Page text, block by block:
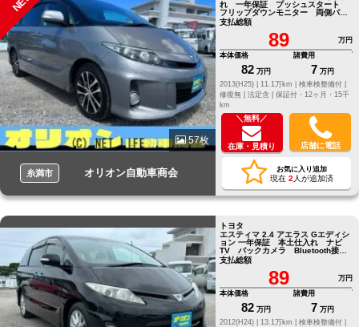
57枚
糸満市 オリオン自動車商会
れ 一年保証 プッシュスタート
フリップダウンモニター 両側パワ
ースライドドア フルセグTV
支払総額
89
万円
本体価格
82 万円
諸費用
7 万円
2013(H25) |
11.1万km |
検車検整備付 |
修復無 | 法定含 | 保証付・12ヶ月・15千
km
＼無料／
在庫・見積り 店舗に電話
お気に入り追加
現在 2 人が追加済
トヨタ
エスティマ 2.4 アエラス Gエディシ
ョン 一年保証 本土仕入れ ナビ
TV バックカメラ Bluetooth接
続 両側パワースライドドア ETC
支払総額
89
万円
本体価格
82 万円
諸費用
7 万円
2012(H24) |
13.1万km |
検車検整備付 |